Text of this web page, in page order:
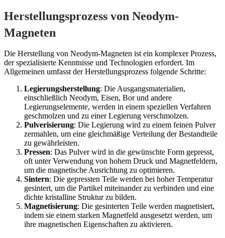
Herstellungsprozess von Neodym-
Magneten
Die Herstellung von Neodym-Magneten ist ein komplexer Prozess,
der spezialisierte Kenntnisse und Technologien erfordert. Im
Allgemeinen umfasst der Herstellungsprozess folgende Schritte:
Legierungsherstellung: Die Ausgangsmaterialien,
einschließlich Neodym, Eisen, Bor und andere
Legierungselemente, werden in einem speziellen Verfahren
geschmolzen und zu einer Legierung verschmolzen.
Pulverisierung: Die Legierung wird zu einem feinen Pulver
zermahlen, um eine gleichmäßige Verteilung der Bestandteile
zu gewährleisten.
Pressen: Das Pulver wird in die gewünschte Form gepresst,
oft unter Verwendung von hohem Druck und Magnetfeldern,
um die magnetische Ausrichtung zu optimieren.
Sintern: Die gepressten Teile werden bei hoher Temperatur
gesintert, um die Partikel miteinander zu verbinden und eine
dichte kristalline Struktur zu bilden.
Magnetisierung: Die gesinterten Teile werden magnetisiert,
indem sie einem starken Magnetfeld ausgesetzt werden, um
ihre magnetischen Eigenschaften zu aktivieren.